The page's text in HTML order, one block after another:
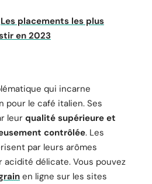
Les placements les plus
en 2023
qui incarne
pour le café italien. Ses
leurqualité supérieure et
contrôlée. Les
par leurs arômes
acidité délicate. Vous pouvez
en ligne sur les sites